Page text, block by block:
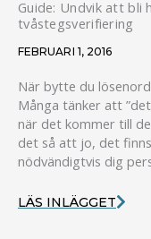
Guide: Undvik att bli
tvåstegsverifiering
FEBRUARI 1, 2016
När bytte du
Många tänker att
när det kommer till
det så att jo, det
nödvändigtvis dig
LÄS INLÄGGET